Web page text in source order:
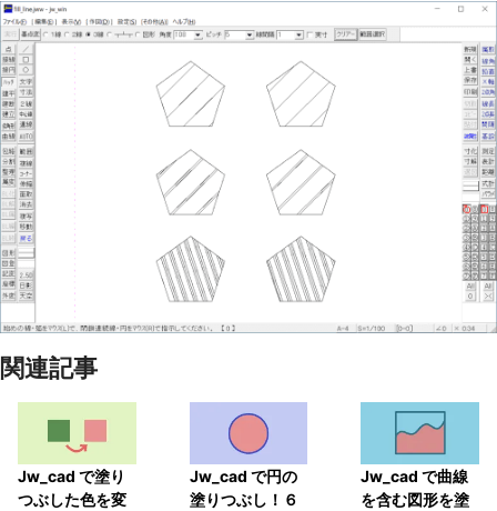
関連記事
Jw_cad で塗り
つぶした色を変
Jw_cad で円の
塗りつぶし！６
Jw_cad で曲線
を含む図形を塗